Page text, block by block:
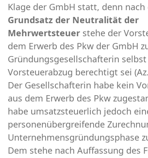
Klage der GmbH statt, denn nach
Grundsatz der Neutralität der
Mehrwertsteuer stehe der
dem Erwerb des Pkw der GmbH
Gründungsgesellschafterin
Vorsteuerabzug berechtigt sei
Der Gesellschafterin habe kein
aus dem Erwerb des Pkw
habe umsatzsteuerlich jedoch
personenübergreifende
Unternehmensgründungsphase
Dem stehe nach Auffassung des